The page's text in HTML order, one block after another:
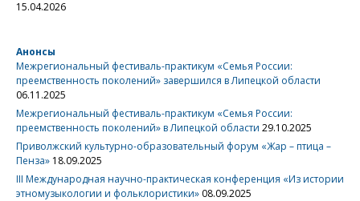
15.04.2026
Анонсы
Межрегиональный фестиваль-практикум «Семья России:
преемственность поколений» завершился в Липецкой области
06.11.2025
Межрегиональный фестиваль-практикум «Семья России:
преемственность поколений» в Липецкой области 29.10.2025
Приволжский культурно-образовательный форум «Жар – птица –
Пенза» 18.09.2025
III Международная научно-практическая конференция «Из истории
этномузыкологии и фольклористики» 08.09.2025